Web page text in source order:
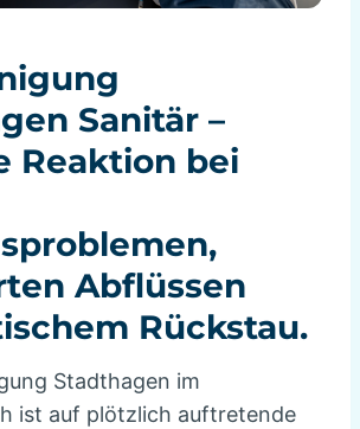
Sanitär –
Reaktion bei
Abflüssen
Rückstau.
Stadthagen im
ist auf plötzlich auftretende